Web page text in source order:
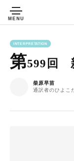
INTERPRETATION
第599回
柴原早苗
通訳者のひよこ